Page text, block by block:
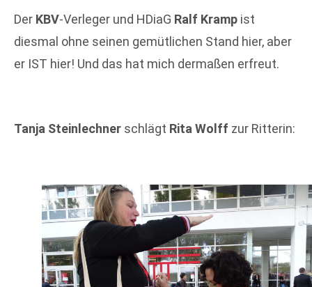
Der KBV-Verleger und HDiaG Ralf Kramp ist
diesmal ohne seinen gemütlichen Stand hier, aber
er IST hier! Und das hat mich dermaßen erfreut.
Tanja Steinlechner schlägt Rita Wolff zur Ritterin: